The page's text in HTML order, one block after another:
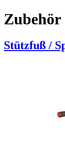
Zubehör
Stützfuß /